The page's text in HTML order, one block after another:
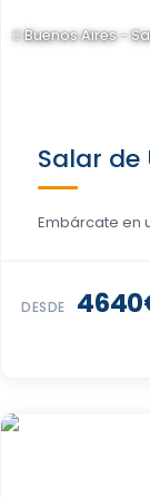
Buenos Aires -
Salar de
Embárcate en
DESDE